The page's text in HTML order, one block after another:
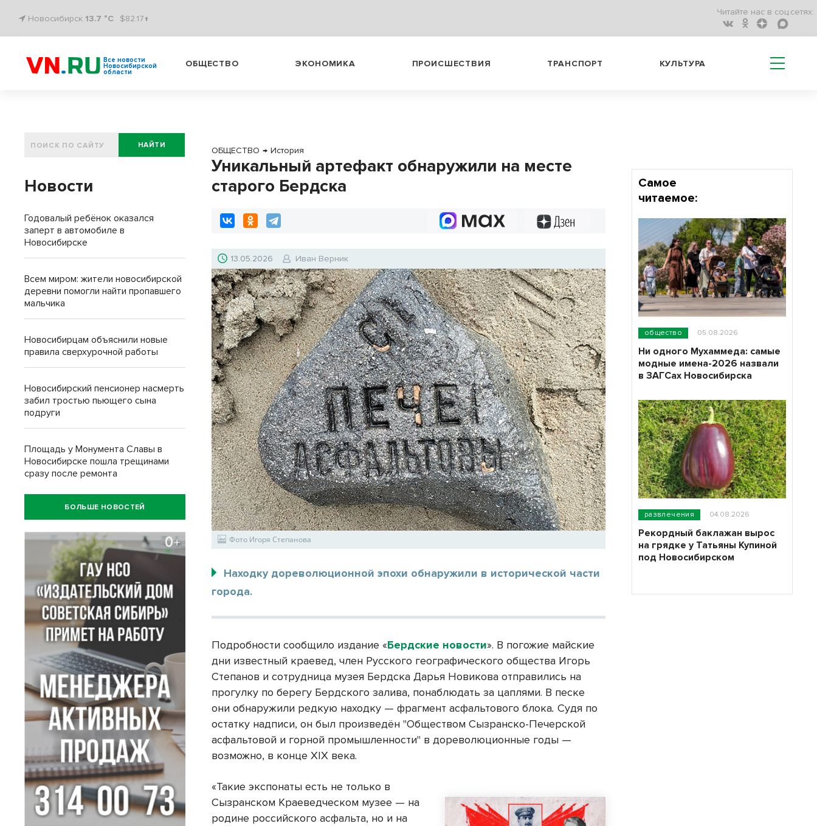
Новосибирск 13.7 °C $82.17↑
Читайте нас в соц.сетях:
Все новости
Новосибирской
области
ОБЩЕСТВО ЭКОНОМИКА ПРОИСШЕСТВИЯ ТРАНСПОРТ КУЛЬТУРА
ОБЩЕСТВО → История
Уникальный артефакт обнаружили на месте
старого Бердска
13.05.2026 Иван Верник
Фото Игоря Степанова
Находку дореволюционной эпохи обнаружили в исторической части
города.
Подробности сообщило издание «Бердские новости». В погожие майские
дни известный краевед, член Русского географического общества Игорь
Степанов и сотрудница музея Бердска Дарья Новикова отправились на
прогулку по берегу Бердского залива, понаблюдать за цаплями. В песке
они обнаружили редкую находку — фрагмент асфальтового блока.Судя по
остатку надписи, он был произведён "Обществом Сызранско-Печерской
асфальтовой и горной промышленности" в дореволюционные годы —
возможно, в конце XIX века.
«Такие экспонаты есть не только в
Сызранском Краеведческом музее — на
родине российского асфальта, но и на
НАЙТИ
Новости
Годовалый ребёнок оказался
заперт в автомобиле в
Новосибирске
Всем миром: жители новосибирской
деревни помогли найти пропавшего
мальчика
Новосибирцам объяснили новые
правила сверхурочной работы
Новосибирский пенсионер насмерть
забил тростью пьющего сына
подруги
Площадь у Монумента Славы в
Новосибирске пошла трещинами
сразу после ремонта
БОЛЬШЕ НОВОСТЕЙ
Самое
читаемое:
общество 05.08.2026
Ни одного Мухаммеда: самые
модные имена-2026 назвали
в ЗАГСах Новосибирска
развлечения 04.08.2026
Рекордный баклажан вырос
на грядке у Татьяны Купиной
под Новосибирском